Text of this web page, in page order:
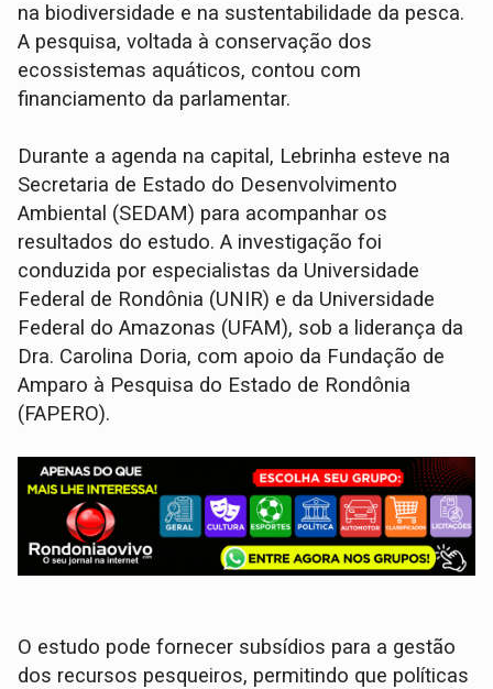
na biodiversidade e na sustentabilidade da pesca.
A pesquisa, voltada à conservação dos
ecossistemas aquáticos, contou com
financiamento da parlamentar.
Durante a agenda na capital, Lebrinha esteve na
Secretaria de Estado do Desenvolvimento
Ambiental (SEDAM) para acompanhar os
resultados do estudo. A investigação foi
conduzida por especialistas da Universidade
Federal de Rondônia (UNIR) e da Universidade
Federal do Amazonas (UFAM), sob a liderança da
Dra. Carolina Doria, com apoio da Fundação de
Amparo à Pesquisa do Estado de Rondônia
(FAPERO).
O estudo pode fornecer subsídios para a gestão
dos recursos pesqueiros, permitindo que políticas